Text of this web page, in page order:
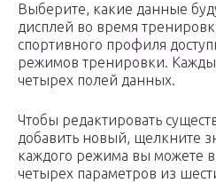
Выберите, какие данные
дисплей во время
спортивного профиля
режимов тренировки.
четырех полей данных.
Чтобы редактировать
добавить новый, щелкните
каждого режима вы можете
четырех параметров из